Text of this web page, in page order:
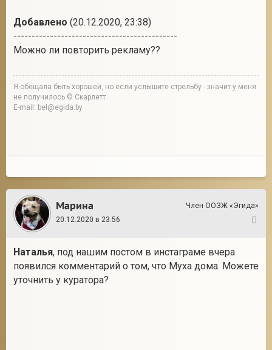
Добавлено (20.12.2020, 23:38)
---------------------------------------------
Можно ли повторить рекламу??
Я обещала быть хорошей, но если услышите стрельбу - значит у меня
не получилось © Скарлетт
E-mail: bel@egida.by
Марина
Член ООЗЖ «Эгида»
20.12.2020 в 23:56
Наталья, под нашим постом в инстаграме вчера
появился комментарий о том, что Муха дома. Можете
уточнить у куратора?